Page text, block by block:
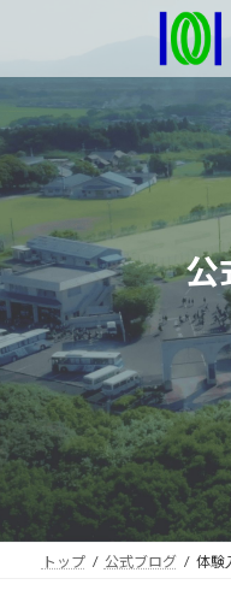
ン
へ
ス
キ
ッ
プ
ー
ョ
ン
に
移
動
公
トップ 公式ブログ 体験